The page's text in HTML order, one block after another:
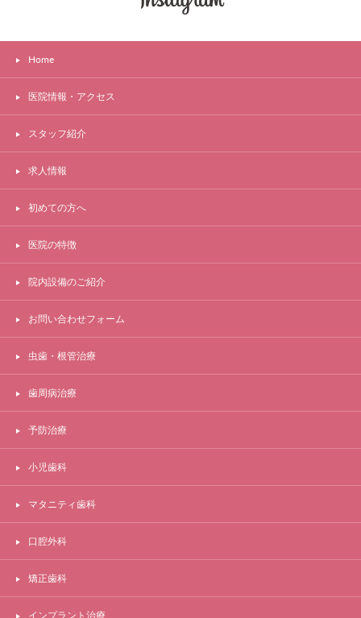
Home
医院情報・アクセス
スタッフ紹介
求人情報
初めての方へ
医院の特徴
院内設備のご紹介
お問い合わせフォーム
虫歯・根管治療
歯周病治療
予防治療
小児歯科
マタニティ歯科
口腔外科
矯正歯科
インプラント治療